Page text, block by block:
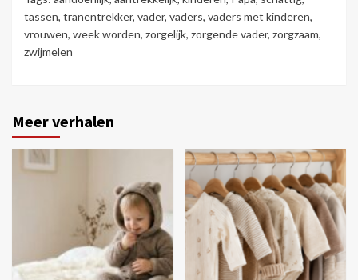
tassen, tranentrekker, vader, vaders, vaders met kinderen,
vrouwen, week worden, zorgelijk, zorgende vader, zorgzaam,
zwijmelen
Meer verhalen